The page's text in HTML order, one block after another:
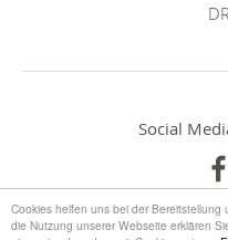
Cookies helfen uns bei der Bereitstellung
die Nutzung unserer Webseite erklären
Social